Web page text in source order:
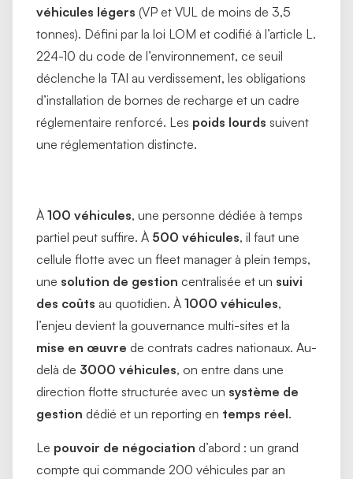
véhicules légers (VP et VUL de moins de 3,5
tonnes). Défini par la loi LOM et codifié à l’article L.
224-10 du code de l’environnement, ce seuil
déclenche la TAI au verdissement, les obligations
d’installation de bornes de recharge et un cadre
réglementaire renforcé. Les poids lourds suivent
une réglementation distincte.
À 100 véhicules, une personne dédiée à temps
partiel peut suffire. À 500 véhicules, il faut une
cellule flotte avec un fleet manager à plein temps,
une solution de gestion centralisée et un suivi
des coûts au quotidien. À 1000 véhicules,
l’enjeu devient la gouvernance multi-sites et la
mise en œuvre de contrats cadres nationaux. Au-
delà de 3000 véhicules, on entre dans une
direction flotte structurée avec un système de
gestion dédié et un reporting en temps réel.
Le pouvoir de négociation d’abord : un grand
compte qui commande 200 véhicules par an